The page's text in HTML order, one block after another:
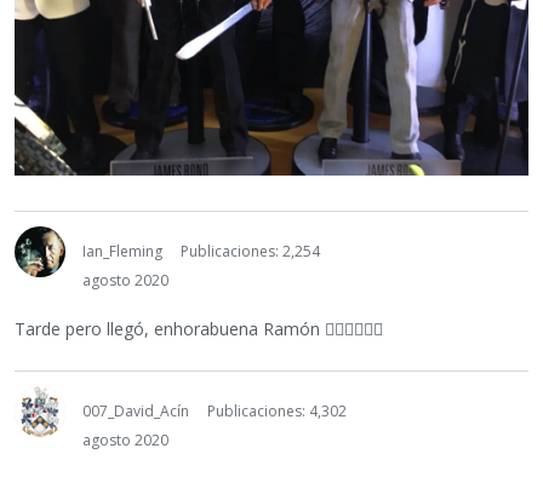
Ian_Fleming
Publicaciones: 2,254
agosto 2020
Tarde pero llegó, enhorabuena Ramón 👌🏽👏🏼👏🏼
007_David_Acín
Publicaciones: 4,302
agosto 2020